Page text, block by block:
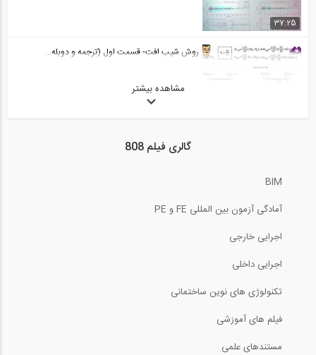
37:25
روش شیب افت- قسمت اول (ترجمه و دوبله...
62:02
مشاهده بیشتر
گالری فیلم 808
BIM
آمادگی آزمون بین المللی FE و PE
اجرایی خارجی
اجرایی داخلی
تکنولوژی های نوین ساختمانی
فیلم های آموزشی
مستندهای علمی